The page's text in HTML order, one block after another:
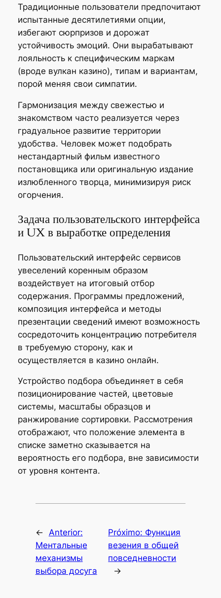
Традиционные пользователи предпочитают
испытанные десятилетиями опции,
избегают сюрпризов и дорожат
устойчивость эмоций. Они вырабатывают
лояльность к специфическим маркам
(вроде вулкан казино), типам и вариантам,
порой меняя свои симпатии.
Гармонизация между свежестью и
знакомством часто реализуется через
градуальное развитие территории
удобства. Человек может подобрать
нестандартный фильм известного
постановщика или оригинальную издание
излюбленного творца, минимизируя риск
огорчения.
Задача пользовательского интерфейса
и UX в выработке определения
Пользовательский интерфейс сервисов
увеселений коренным образом
воздействует на итоговый отбор
содержания. Программы предложений,
композиция интерфейса и методы
презентации сведений имеют возможность
сосредоточить концентрацию потребителя
в требуемую сторону, как и
осуществляется в казино онлайн.
Устройство подбора объединяет в себя
позиционирование частей, цветовые
системы, масштабы образцов и
ранжирование сортировки. Рассмотрения
отображают, что положение элемента в
списке заметно сказывается на
вероятность его подбора, вне зависимости
от уровня контента.
← Anterior:
Ментальные
механизмы
выбора досуга
Próximo: Функция
везения в общей
повседневности
→